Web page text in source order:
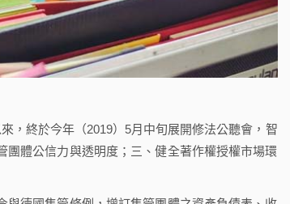
終於今年（2019）5月中旬展開修法公聽會，智
體公信力與透明度；三、健全著作權授權市場環